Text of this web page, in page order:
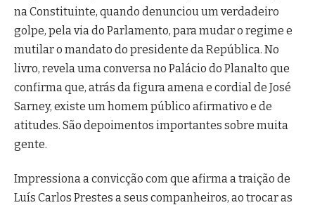
na Constituinte, quando denunciou um verdadeiro
golpe, pela via do Parlamento, para mudar o regime e
mutilar o mandato do presidente da República. No
livro, revela uma conversa no Palácio do Planalto que
confirma que, atrás da figura amena e cordial de José
Sarney, existe um homem público afirmativo e de
atitudes. São depoimentos importantes sobre muita
gente.
Impressiona a convicção com que afirma a traição de
Luís Carlos Prestes a seus companheiros, ao trocar as